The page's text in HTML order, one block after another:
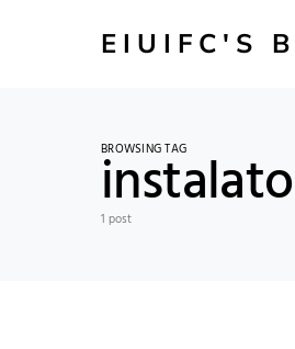
EIUIFC'S
BROWSING TAG
1 post